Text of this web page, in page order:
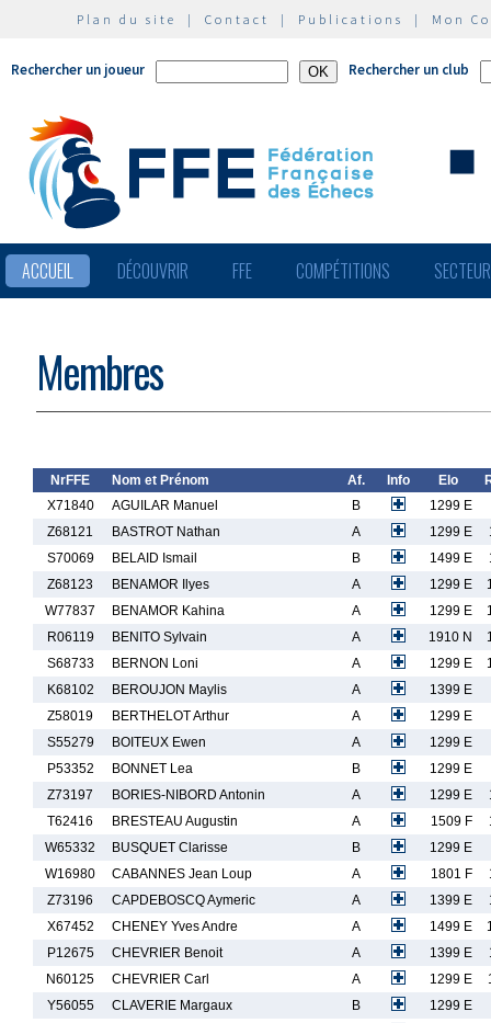
Plan du site | Contact | Publications | Mon
Rechercher un joueur Rechercher un club
ACCUEIL DÉCOUVRIR FFE COMPÉTITIONS
Membres
NrFFE Nom et Prénom Af. Info Elo
X71840
AGUILAR Manuel B
1299 E
Z68121
BASTROT Nathan A 1299 E
S70069
BELAID Ismail B 1499 E
Z68123
BENAMOR Ilyes A 1299 E
W77837
BENAMOR Kahina A 1299 E
R06119
BENITO Sylvain A 1910 N
S68733
BERNON Loni A 1299 E
K68102
BEROUJON Maylis A
1399 E
Z58019
BERTHELOT Arthur A
1299 E
S55279
BOITEUX Ewen A
1299 E
P53352
BONNET Lea B
1299 E
Z73197
BORIES-NIBORD Antonin A 1299 E
T62416
BRESTEAU Augustin A 1509 F
W65332
BUSQUET Clarisse B
1299 E
W16980
CABANNES Jean Loup A 1801 F
Z73196
CAPDEBOSCQ Aymeric A 1399 E
X67452
CHENEY Yves Andre A 1499 E
P12675
CHEVRIER Benoit A 1399 E
N60125
CHEVRIER Carl A 1299 E
Y56055
CLAVERIE Margaux B
1299 E